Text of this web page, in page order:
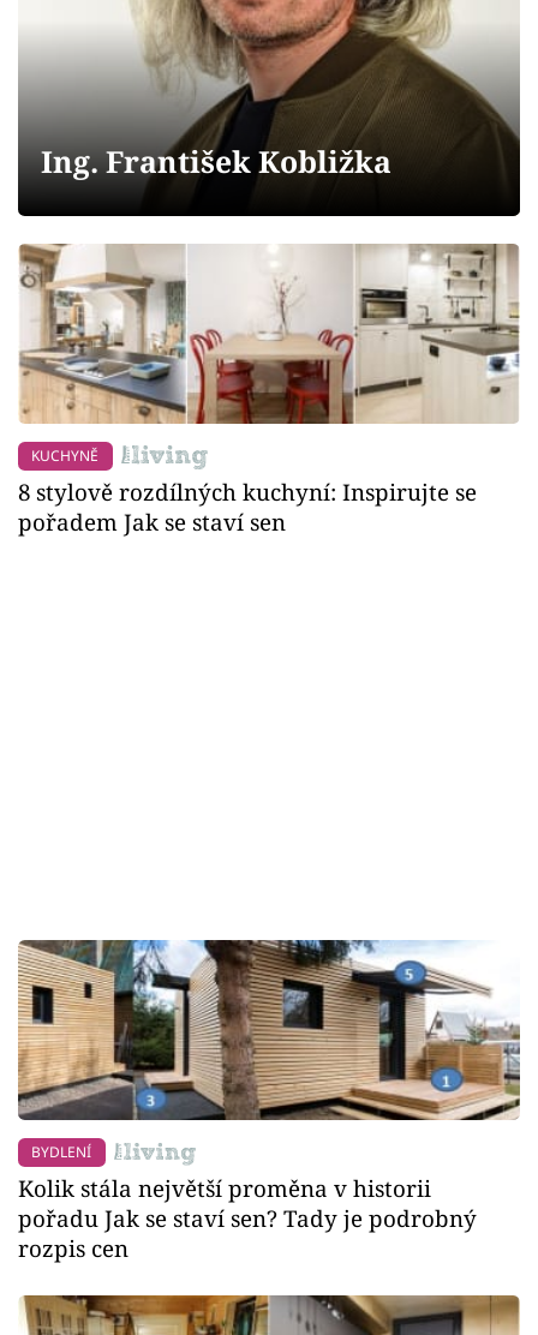
Přihlášení
Sledujte nás
Ing. František Kobližka
KUCHYNĚ
8 stylově rozdílných kuchyní: Inspirujte se
pořadem Jak se staví sen
BYDLENÍ
Kolik stála největší proměna v historii
pořadu Jak se staví sen? Tady je podrobný
rozpis cen